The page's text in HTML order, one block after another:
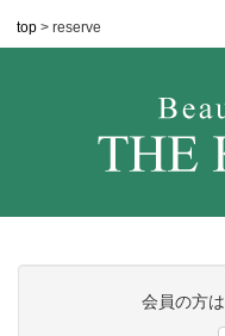
top > reserve
会員の方は